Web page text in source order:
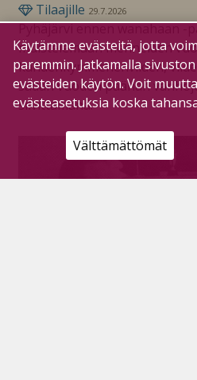
Tilaajille 29.7.2026
Pyhäjärvi ennen wanahaan -
muistelemaan menneiden
kahdenkymmenenviiden,
sadan vuoden päähän
siivittämänä.
Käytämme evästeitä, jotta
paremmin. Jatkamalla
evästeiden käytön. Voit
evästeasetuksia koska
Välttämättömät